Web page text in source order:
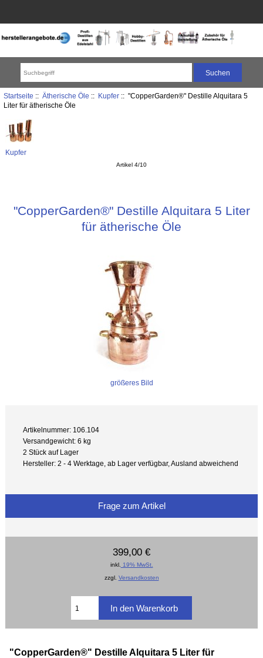
Startseite :: Ätherische Öle :: Kupfer:: "CopperGarden®" Destille Alquitara 5
Liter für ätherische Öle
Kupfer
Artikel 4/10
"CopperGarden®" Destille Alquitara 5 Liter
für ätherische Öle
größeres Bild
Artikelnummer: 106.104
Versandgewicht: 6 kg
2 Stück auf Lager
Hersteller: 2 - 4 Werktage, ab Lager verfügbar, Ausland abweichend
Frage zum Artikel
399,00 €
inkl. 19% MwSt.
zzgl. Versandkosten
"CopperGarden®" Destille Alquitara 5 Liter für